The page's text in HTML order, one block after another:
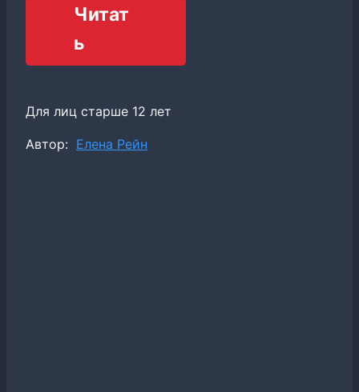
Читат
ь
Для лиц старше 12 лет
Метки
Автор: Елена Рейн